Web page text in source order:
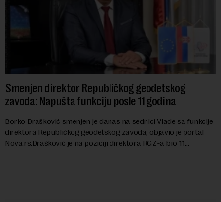
Smenjen direktor Republičkog geodetskog
zavoda: Napušta funkciju posle 11 godina
Borko Drašković smenjen je danas na sednici Vlade sa funkcije
direktora Republičkog geodetskog zavoda, objavio je portal
Nova.rs.Drašković je na poziciji direktora RGZ-a bio 11